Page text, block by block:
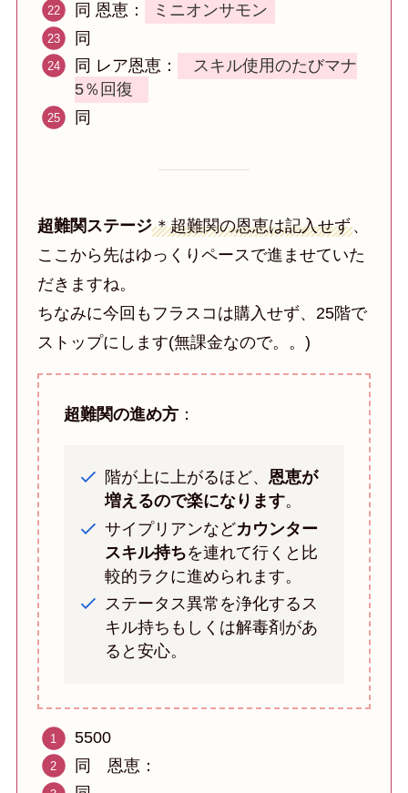
同 恩恵：
ミニオンサモン
同
同 レア恩恵：
スキル使用のたびマナ
5％回復
同
超難関ステージ＊超難関の恩恵は記入せず、
ここから先はゆっくりペースで進ませていた
だきますね。
ちなみに今回もフラスコは購入せず、25階で
ストップにします(無課金なので。。)
超難関の進め方 ：
階が上に上がるほど、 恩恵が
増えるので楽になります。
サイプリアンなどカウンター
スキル持ちを連れて行くと比
較的ラクに進められます。
ステータス異常を浄化するス
キル持ちもしくは解毒剤があ
ると安心。
5500
同 恩恵：